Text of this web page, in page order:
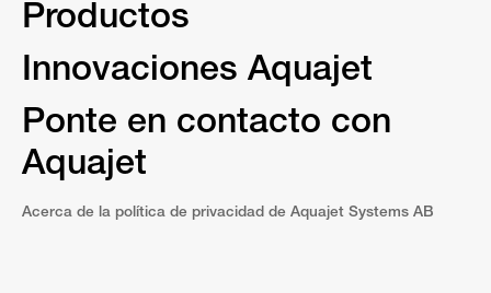
Productos
Innovaciones Aquajet
Ponte en contacto con
Aquajet
Acerca de la política de privacidad de Aquajet Systems AB